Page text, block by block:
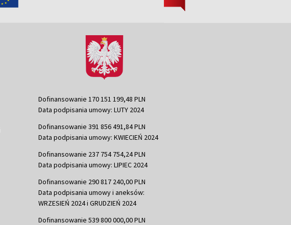
Dofinansowanie 170 151 199,48 PLN
Data podpisania umowy: LUTY 2024
Dofinansowanie 391 856 491,84 PLN
Data podpisania umowy: KWIECIEŃ 2024
Dofinansowanie 237 754 754,24 PLN
Data podpisania umowy: LIPIEC 2024
Dofinansowanie 290 817 240,00 PLN
Data podpisania umowy i aneksów:
WRZESIEŃ 2024 i GRUDZIEŃ 2024
Dofinansowanie 539 800 000,00 PLN